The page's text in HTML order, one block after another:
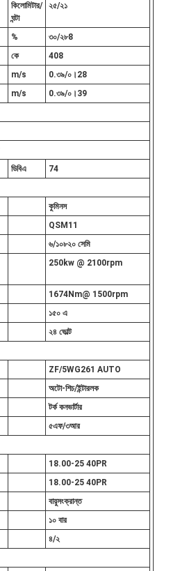
কিলোমিটার/
ঘন্টা
২৫/২১
%
৩০/২৮8
কে
408
m/s
0.৩৯/০।28
m/s
0.৩৯/০।39
ডিবিএ
74
কুমিনস
QSM11
৬/১০৮২০ সেমি
250kw @ 2100rpm
1674Nm@ 1500rpm
১৫০ এ
২৪ ভোল্ট
ZF/5WG261 AUTO
অটো-শিচ/ইন্টারলক
টর্ক কনভার্টার
৫এফ/৩আর
18.00-25 40PR
18.00-25 40PR
বায়ুসংক্রান্ত
১০ বার
৪/২